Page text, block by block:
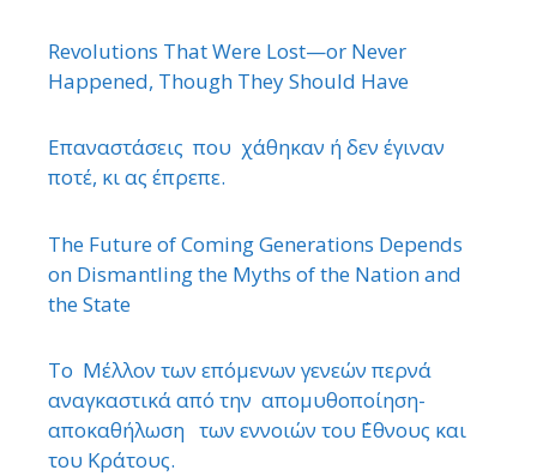
Revolutions That Were Lost—or Never
Happened, Though They Should Have
Επαναστάσεις που χάθηκαν ή δεν έγιναν
ποτέ, κι ας έπρεπε.
The Future of Coming Generations Depends
on Dismantling the Myths of the Nation and
the State
Το Μέλλον των επόμενων γενεών περνά
αναγκαστικά από την απομυθοποίηση-
αποκαθήλωση των εννοιών του ΄Εθνους και
του Κράτους.